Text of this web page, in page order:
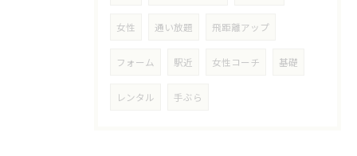
女性 通い放題 飛距離アップ
フォーム 駅近 女性コーチ 基礎
レンタル 手ぶら